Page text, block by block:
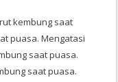
kembung saat
puasa. Mengatasi
saat puasa.
saat puasa.